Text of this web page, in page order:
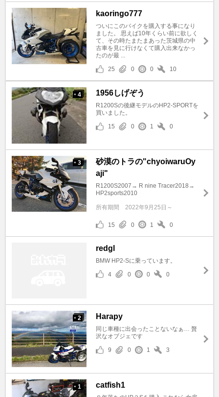
kaoringo777
ついにこのバイクを購入する事になり
ました。 思えば10年くらい前に欲しく
て、その時たまたまあった茨城県の中
古車を見に行けなくて購入出来なかっ
たのが最 ...
25
0 0 10
+ 4 1956しげぞう
R1200Sの後継モデルのHP2-SPORTを
買いました。
15
0 1 0
+ 3
砂漠のトラの"chyoiwaruOy
aji"
R1200S2007→ R nine Tracer2018→
HP2sports2010
所有期間 2022年9月25日～
15 0 1 0
redgl
BMW HP2-Sに乗っています。
4
0 0 0
+ 2 Harapy
同じ車種に出会ったことないなぁ… 贅
沢なオブジェです
9
0 1 3
+ 1 catfish1